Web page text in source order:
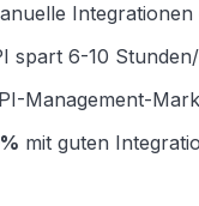
spart 6-10
Management-
mit guten